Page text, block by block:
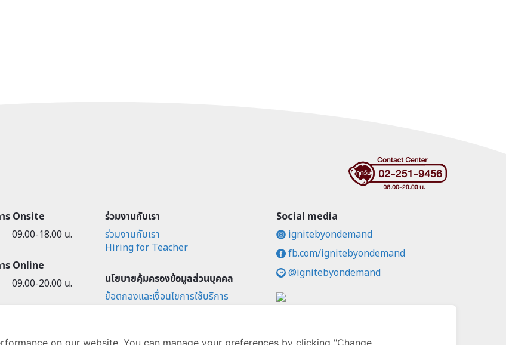
าร Onsite
09.00-18.00 น.
าร Online
09.00-20.00 น.
ร่วมงานกับเรา
ร่วมงานกับเรา
Hiring for Teacher
นโยบายคุ้มครองข้อมูลส่วนบุคคล
ข้อตกลงและเงื่อนไขการใช้บริการ
Social media
ignitebyondemand
fb.com/ignitebyondemand
@ignitebyondemand
on our website. You can manage your preferences by clicking "Change